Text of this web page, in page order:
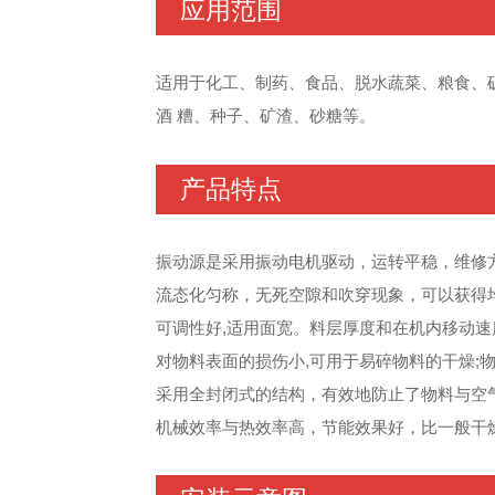
应用范围
适用于化工、制药、食品、脱水蔬菜、粮食
酒 糟、种子、矿渣、砂糖等。
产品特点
振动源是采用振动电机驱动，运转平稳，维
流态化匀称，无死空隙和吹穿现象，可以获
可调性好,适用面宽。料层厚度和在机内移动
对物料表面的损伤小,可用于易碎物料的干燥;
采用全封闭式的结构，有效地防止了物料与
机械效率与热效率高，节能效果好，比一般干